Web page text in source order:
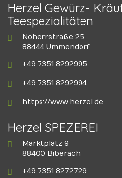
Herzel Gewürz-
Teespezialitäten
Noherrstraße 25
88444 Ummendorf
+49 7351 8292995
+49 7351 8292994
https://www.herzel.de
Herzel SPEZEREI
Marktplatz 9
88400 Biberach
+49 7351 8272729